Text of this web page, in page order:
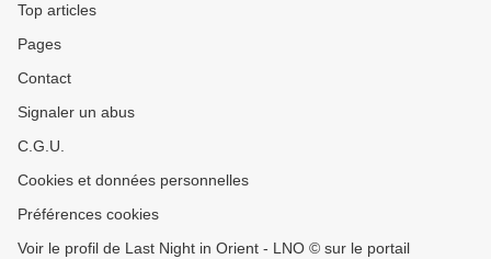
Top articles
Pages
Contact
Signaler un abus
C.G.U.
Cookies et données personnelles
Préférences cookies
Voir le profil de Last Night in Orient - LNO © sur le portail